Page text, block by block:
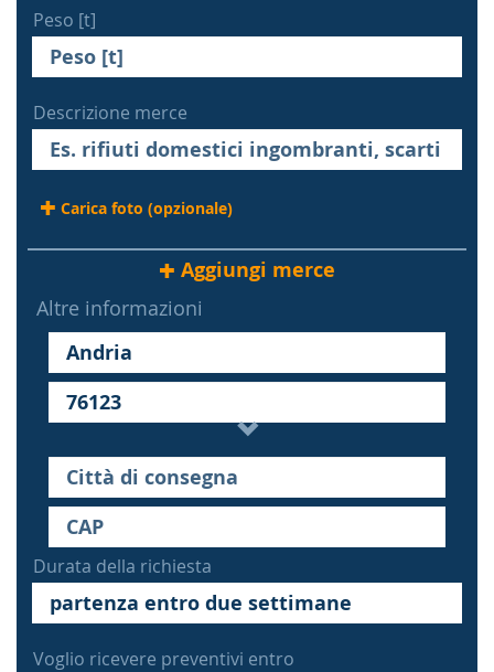
Peso [t]
Descrizione merce
Carica foto (opzionale)
Aggiungi merce
Altre informazioni
Durata della richiesta
Voglio ricevere preventivi entro